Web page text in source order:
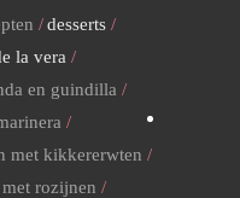
desserts
la vera
en guindilla
met kikkererwten
rozijnen